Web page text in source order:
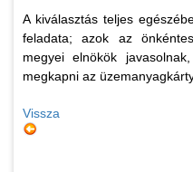
A kiválasztás teljes
feladata; azok az
megyei elnökök
megkapni az
Vissza